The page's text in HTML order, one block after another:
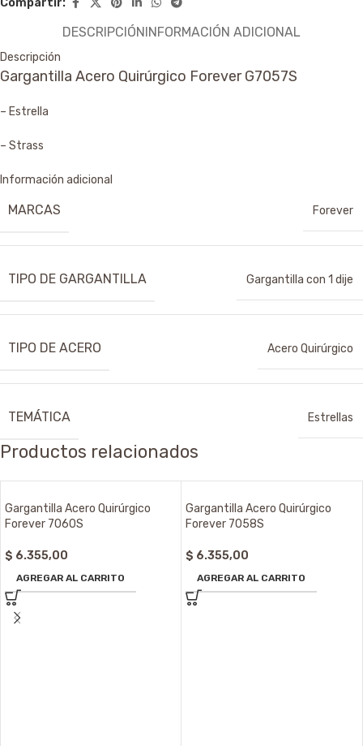
Compartir:
DESCRIPCIÓNINFORMACIÓN ADICIONAL
Descripción
Gargantilla Acero Quirúrgico Forever G7057S
– Estrella
– Strass
Información adicional
MARCAS Forever
TIPO DE GARGANTILLA Gargantilla con 1 dije
TIPO DE ACERO Acero Quirúrgico
TEMÁTICA Estrellas
Productos relacionados
Gargantilla Acero Quirúrgico
Forever 7060S
$ 6.355,00
AGREGAR AL CARRITO
Gargantilla Acero Quirúrgico
Forever 7058S
$ 6.355,00
AGREGAR AL CARRITO